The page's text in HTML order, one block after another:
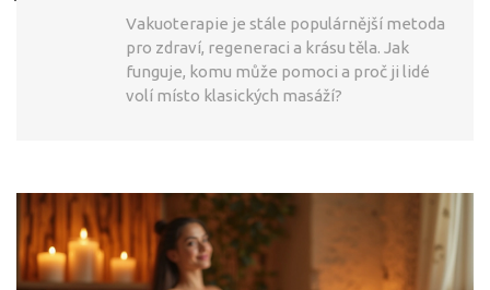
Vakuoterapie je stále populárnější metoda
pro zdraví, regeneraci a krásu těla. Jak
funguje, komu může pomoci a proč ji lidé
volí místo klasických masáží?